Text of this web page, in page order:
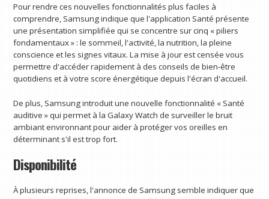
Pour rendre ces nouvelles fonctionnalités plus faciles à
comprendre, Samsung indique que l'application Santé présente
une présentation simplifiée qui se concentre sur cinq « piliers
fondamentaux » : le sommeil, l'activité, la nutrition, la pleine
conscience et les signes vitaux. La mise à jour est censée vous
permettre d'accéder rapidement à des conseils de bien-être
quotidiens et à votre score énergétique depuis l'écran d'accueil.
De plus, Samsung introduit une nouvelle fonctionnalité « Santé
auditive » qui permet à la Galaxy Watch de surveiller le bruit
ambiant environnant pour aider à protéger vos oreilles en
déterminant s'il est trop fort.
Disponibilité
À plusieurs reprises, l'annonce de Samsung semble indiquer que